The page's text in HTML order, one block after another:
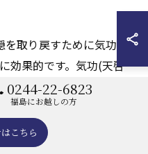
を取り戻すために気功(天
効果的です。気功(天啓
エネルギーの流れを意識
る瞑想法です。まず、
を作り、呼吸に意識を
フォーカスし、気の流
0244-22-6823
福島にお越しの方
こちら